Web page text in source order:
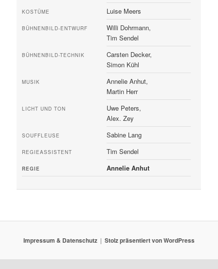
KOSTÜME Luise Meers
BÜHNENBILD-ENTWURF
Willi Dohrmann,
Tim Sendel
BÜHNENBILD-TECHNIK
Carsten Decker,
Simon Kühl
MUSIK
Annelie Anhut,
Martin Herr
LICHT UND TON
Uwe Peters,
Alex. Zey
SOUFFLEUSE Sabine Lang
REGIEASSISTENT Tim Sendel
REGIE Annelie Anhut
Impressum & Datenschutz Stolz präsentiert von WordPress